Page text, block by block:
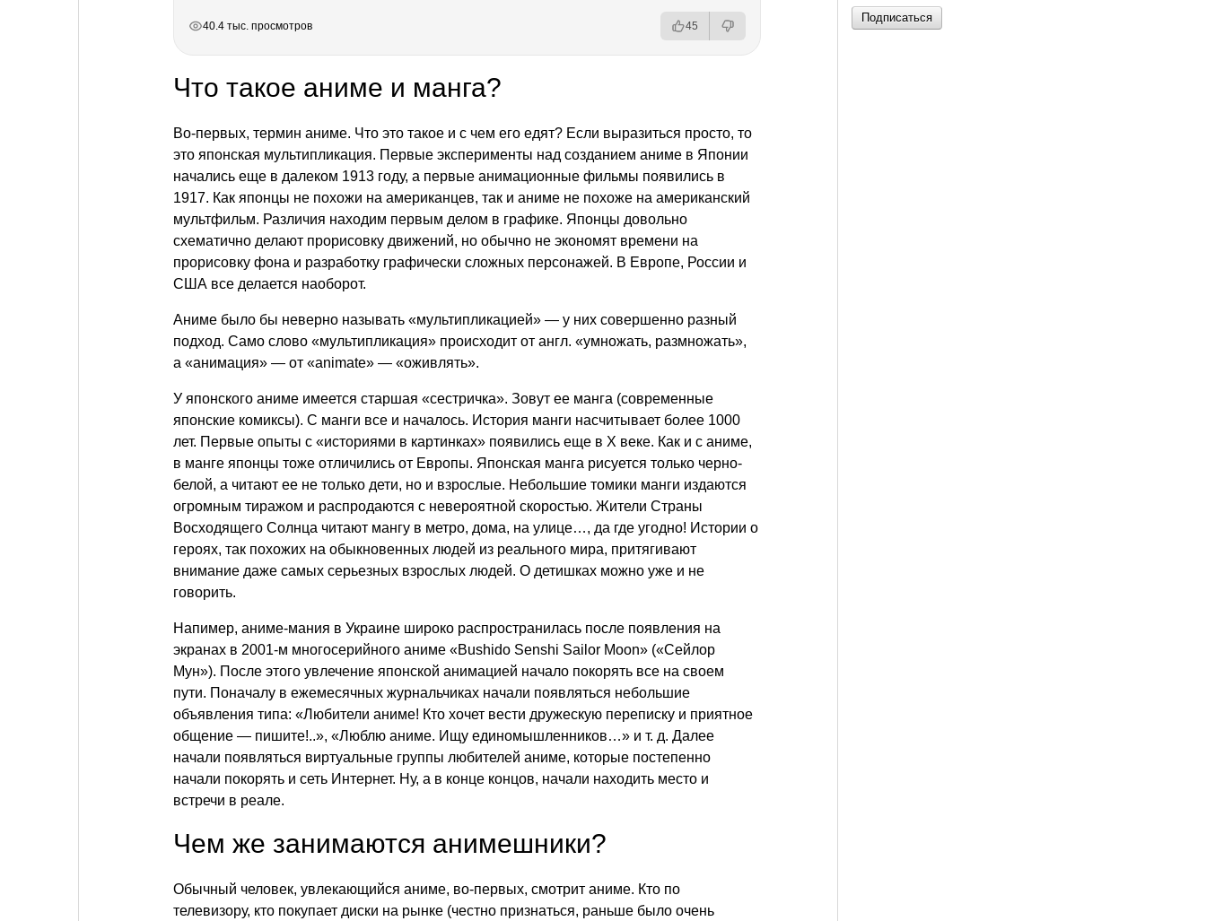
40.4 тыс. просмотров 45
Что такое аниме и манга?
Во-первых, термин аниме. Что это такое и с чем его едят? Если выразиться просто, то
это японская мультипликация. Первые эксперименты над созданием аниме в Японии
начались еще в далеком 1913 году, а первые анимационные фильмы появились в
1917. Как японцы не похожи на американцев, так и аниме не похоже на американский
мультфильм. Различия находим первым делом в графике. Японцы довольно
схематично делают прорисовку движений, но обычно не экономят времени на
прорисовку фона и разработку графически сложных персонажей. В Европе, России и
США все делается наоборот.
Аниме было бы неверно называть «мультипликацией» — у них совершенно разный
подход. Само слово «мультипликация» происходит от англ. «умножать, размножать»,
а «анимация» — от «animate» — «оживлять».
У японского аниме имеется старшая «сестричка». Зовут ее манга (современные
японские комиксы). С манги все и началось. История манги насчитывает более 1000
лет. Первые опыты с «историями в картинках» появились еще в Х веке. Как и с аниме,
в манге японцы тоже отличились от Европы. Японская манга рисуется только черно-
белой, а читают ее не только дети, но и взрослые. Небольшие томики манги издаются
огромным тиражом и распродаются с невероятной скоростью. Жители Страны
Восходящего Солнца читают мангу в метро, дома, на улице…, да где угодно! Истории о
героях, так похожих на обыкновенных людей из реального мира, притягивают
внимание даже самых серьезных взрослых людей. О детишках можно уже и не
говорить.
Напимер, аниме-мания в Украине широко распространилась после появления на
экранах в 2001-м многосерийного аниме «Bushido Senshi Sailor Moon» («Сейлор
Мун»). После этого увлечение японской анимацией начало покорять все на своем
пути. Поначалу в ежемесячных журнальчиках начали появляться небольшие
объявления типа: «Любители аниме! Кто хочет вести дружескую переписку и приятное
общение — пишите!..», «Люблю аниме. Ищу единомышленников…» и т. д. Далее
начали появляться виртуальные группы любителей аниме, которые постепенно
начали покорять и сеть Интернет. Ну, а в конце концов, начали находить место и
встречи в реале.
Чем же занимаются анимешники?
Обычный человек, увлекающийся аниме, во-первых, смотрит аниме. Кто по
телевизору, кто покупает диски на рынке (честно признаться, раньше было очень